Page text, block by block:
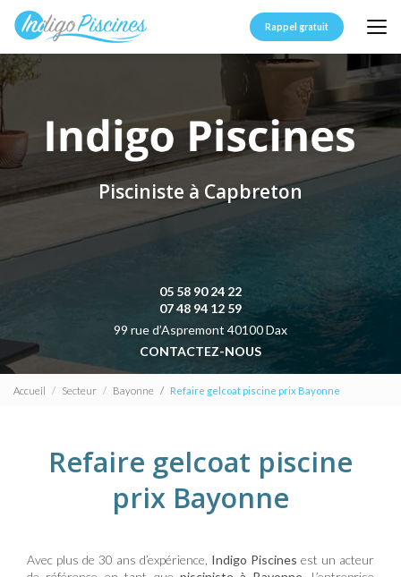
Aller
contenu
principal
Rappel gratuit
Pisciniste à Capbreton
05 58 90 24 22
07 48 94 12 59
99 rue d’Aspremont 40100 Dax
CONTACTEZ-NOUS
Accueil Secteur Bayonne Refaire gelcoat piscine prix Bayonne
Refaire gelcoat piscine
prix Bayonne
Avec plus de 30 ans d’expérience, Indigo Piscines est un acteur